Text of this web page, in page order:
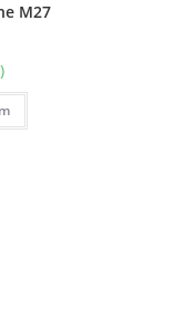
M27